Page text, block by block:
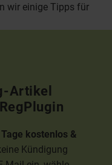
wir einige Tipps für
Artikel
kostenlos &
Kündigung